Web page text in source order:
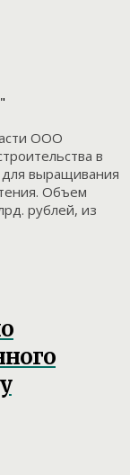
ООО
в
для выращивания
Объем
рублей, из